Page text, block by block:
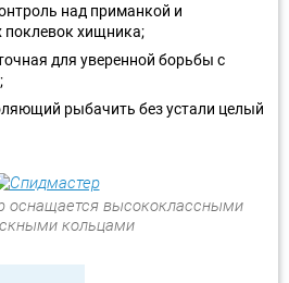
над приманкой и
поклевок хищника;
для уверенной борьбы с
рыбачить без устали целый
высококлассными
кольцами